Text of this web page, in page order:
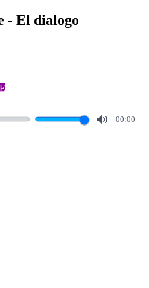
- El dialogo
00:00